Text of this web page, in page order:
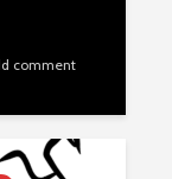
comment